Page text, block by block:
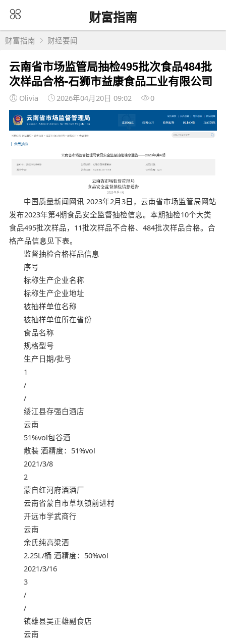
财富指南
财富指南 财经要闻
云南省市场监管局抽检495批次食品484批
次样品合格-石狮市益康食品工业有限公司
Olivia 2026年04月20日 09:02 0
中国质量新闻网讯 2023年2月3日，云南省市场监管局网站
发布2023年第4期食品安全监督抽检信息。本期抽检10个大类
食品495批次样品，11批次样品不合格、484批次样品合格。合
格产品信息见下表。
监督抽检合格样品信息
序号
标称生产企业名称
标称生产企业地址
被抽样单位名称
被抽样单位所在省份
食品名称
规格型号
生产日期/批号
1
/
/
绥江县存强白酒店
云南
51%vol包谷酒
散装 酒精度：51%vol
2021/3/8
2
蒙自红河府酒酒厂
云南省蒙自市草坝镇前进村
开远市学武商行
云南
余氏纯高粱酒
2.25L/桶 酒精度：50%vol
2021/3/16
3
/
/
镇雄县吴正雄副食店
云南